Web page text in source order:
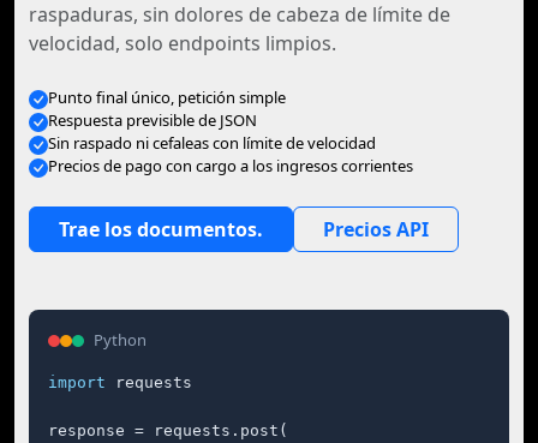
raspaduras, sin dolores de cabeza de límite de
velocidad, solo endpoints limpios.
Punto final único, petición simple
Respuesta previsible de JSON
Sin raspado ni cefaleas con límite de velocidad
Precios de pago con cargo a los ingresos corrientes
Trae los documentos. Precios API
Python
import requests
response = requests.post(